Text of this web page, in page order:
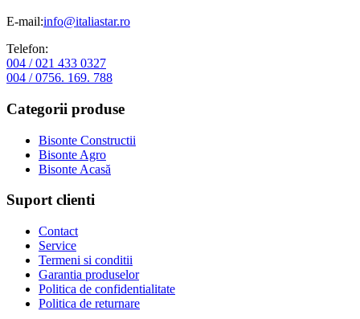
E-mail:info@italiastar.ro
Telefon:
004 / 021 433 0327
004 / 0756. 169. 788
Categorii produse
Bisonte Constructii
Bisonte Agro
Bisonte Acasă
Suport clienti
Contact
Service
Termeni si conditii
Garantia produselor
Politica de confidentialitate
Politica de returnare